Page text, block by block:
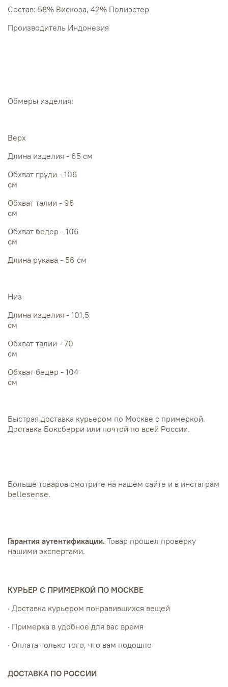
Состав: 58% Вискоза, 42% Полиэстер
Производитель Индонезия
Обмеры изделия:
Верх
Длина изделия - 65 см
Обхват груди - 106
см
Обхват талии - 96
см
Обхват бедер - 106
см
Длина рукава - 56 см
Низ
Длина изделия - 101,5
см
Обхват талии - 70
см
Обхват бедер - 104
см
Быстрая доставка курьером по Москве с примеркой.
Доставка Боксберри или почтой по всей России.
Больше товаров смотрите на нашем сайте и в инстаграм
bellesense.
Гарантия аутентификации. Товар прошел проверку
нашими экспертами.
КУРЬЕР С ПРИМЕРКОЙ ПО МОСКВЕ
· Доставка курьером понравившихся вещей
· Примерка в удобное для вас время
· Оплата только того, что вам подошло
ДОСТАВКА ПО РОССИИ